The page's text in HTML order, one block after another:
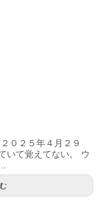
０２５年４月２９
いて覚えてない。 ウ